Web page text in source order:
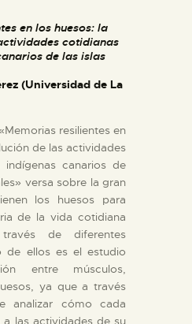
en los huesos: la
cotidianas
de las islas
(Universidad de La
resilientes en
de las actividades
canarios de
versa sobre la gran
los huesos para
de la vida cotidiana
de diferentes
de ellos es el estudio
entre músculos,
ya que a través
analizar cómo cada
las actividades de su